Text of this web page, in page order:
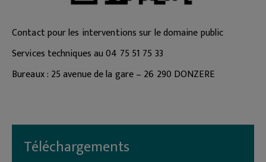
Contact pour les interventions sur le domaine public
Services techniques au 04 75 51 75 33
Bureaux : 25 avenue de la gare – 26 290 DONZERE
Téléchargements